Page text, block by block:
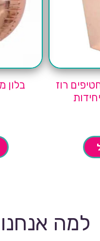
רוז
בלון
למה אנחנו